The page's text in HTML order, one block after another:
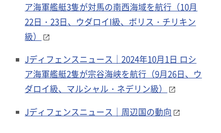
ア海軍艦艇3隻が対馬の南西海域を航行（10月
22日・23日、ウダロイI級、ボリス・チリキン
級）
Jディフェンスニュース｜2024年10月1日 ロシ
ア海軍艦艇2隻が宗谷海峡を航行（9月26日、ウ
ダロイ級、マルシャル・ネデリン級）
Jディフェンスニュース｜周辺国の動向